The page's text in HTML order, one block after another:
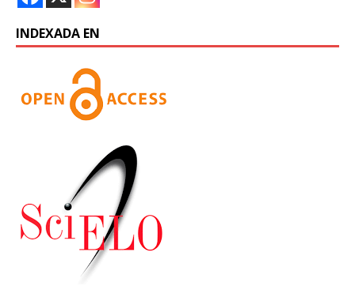
INDEXADA EN